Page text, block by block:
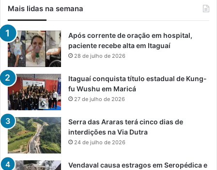
Mais lidas na semana
Após corrente de oração em hospital,
paciente recebe alta em Itaguaí
28 de julho de 2026
Itaguaí conquista título estadual de Kung-
fu Wushu em Maricá
27 de julho de 2026
Serra das Araras terá cinco dias de
interdições na Via Dutra
24 de julho de 2026
Vendaval causa estragos em Seropédica e